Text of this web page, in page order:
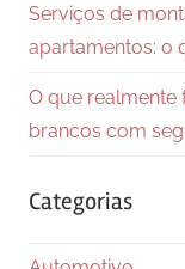
Serviços de
apartamentos: o
O que realmente
brancos com
Categorias